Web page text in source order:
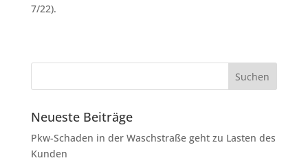
7/22).
Neueste Beiträge
Pkw-Schaden in der Waschstraße geht zu Lasten des
Kunden